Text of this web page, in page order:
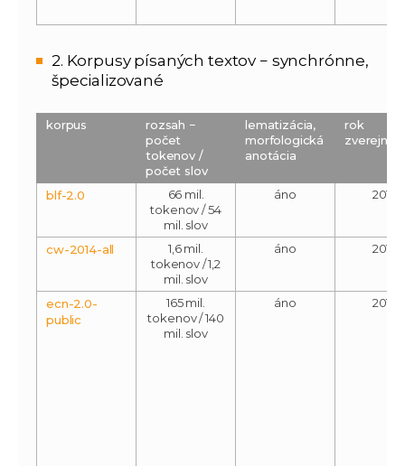
2. Korpusy písaných textov − synchrónne,
špecializované
korpus
rozsah −
počet
tokenov /
počet slov
lematizácia,
morfologická
anotácia
rok
blf-2.0
66 mil.
tokenov / 54
mil. slov
áno 2014
cw-2014-all
1,6 mil.
tokenov / 1,2
mil. slov
áno 2014
ecn-2.0-
public
165 mil.
tokenov / 140
mil. slov
áno 2016